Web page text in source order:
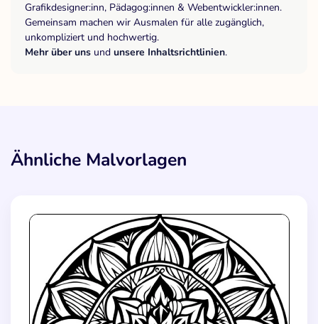
Grafikdesigner:inn, Pädagog:innen & Webentwickler:innen.
Gemeinsam machen wir Ausmalen für alle zugänglich,
unkompliziert und hochwertig.
Mehr über uns und unsere Inhaltsrichtlinien.
Ähnliche Malvorlagen